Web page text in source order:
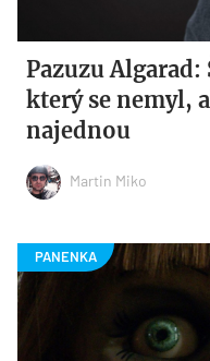
Pazuzu
který se nemyl,
najednou
Martin Miko